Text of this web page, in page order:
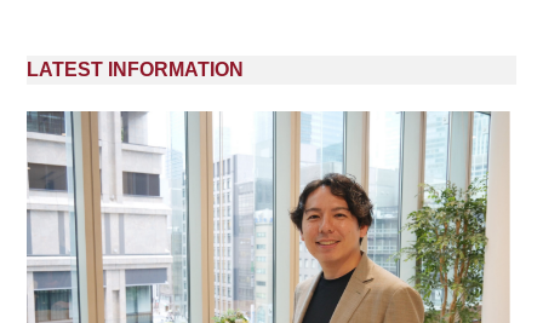
LATEST INFORMATION